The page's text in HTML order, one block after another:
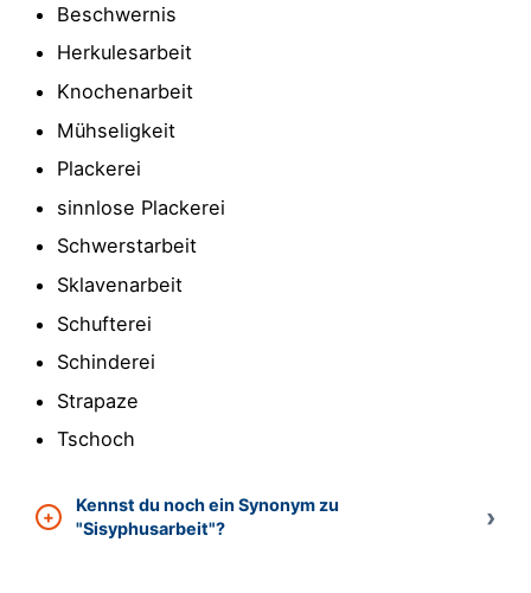
Beschwernis
Herkulesarbeit
Knochenarbeit
Mühseligkeit
Plackerei
sinnlose Plackerei
Schwerstarbeit
Sklavenarbeit
Schufterei
Schinderei
Strapaze
Tschoch
Kennst du noch ein Synonym zu
"Sisyphusarbeit"?